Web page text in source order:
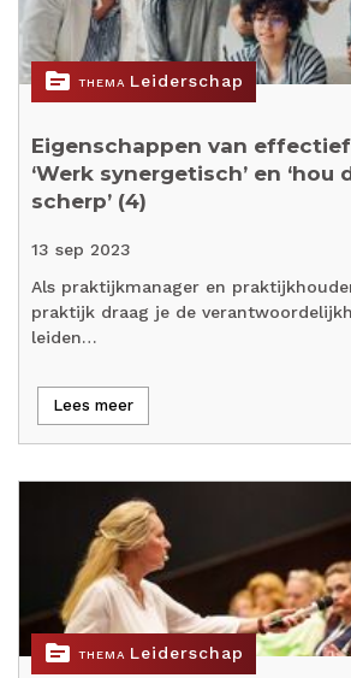
topic THEMA Leiderschap
Eigenschappen van
‘Werk synergetisch’ en ‘hou
scherp’ (4)
13 sep 2023
Als praktijkmanager en
praktijk draag je de
leiden…
Lees meer
topic THEMA Leiderschap